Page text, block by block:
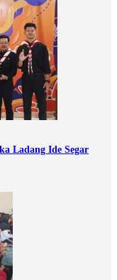
Ladang Ide Segar